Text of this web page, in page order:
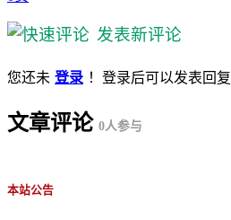
发表新评论
您还未 登录 ！登录后可以发表回复
文章评论 0人参与
本站公告